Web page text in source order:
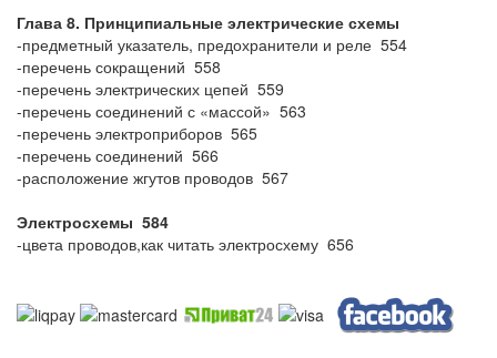
Глава 8. Принципиальные электрические схемы
-предметный указатель, предохранители и реле 554
-перечень сокращений 558
-перечень электрических цепей 559
-перечень соединений с «массой» 563
-перечень электроприборов 565
-перечень соединений 566
-расположение жгутов проводов 567
Электросхемы 584
-цвета проводов,как читать электросхему 656